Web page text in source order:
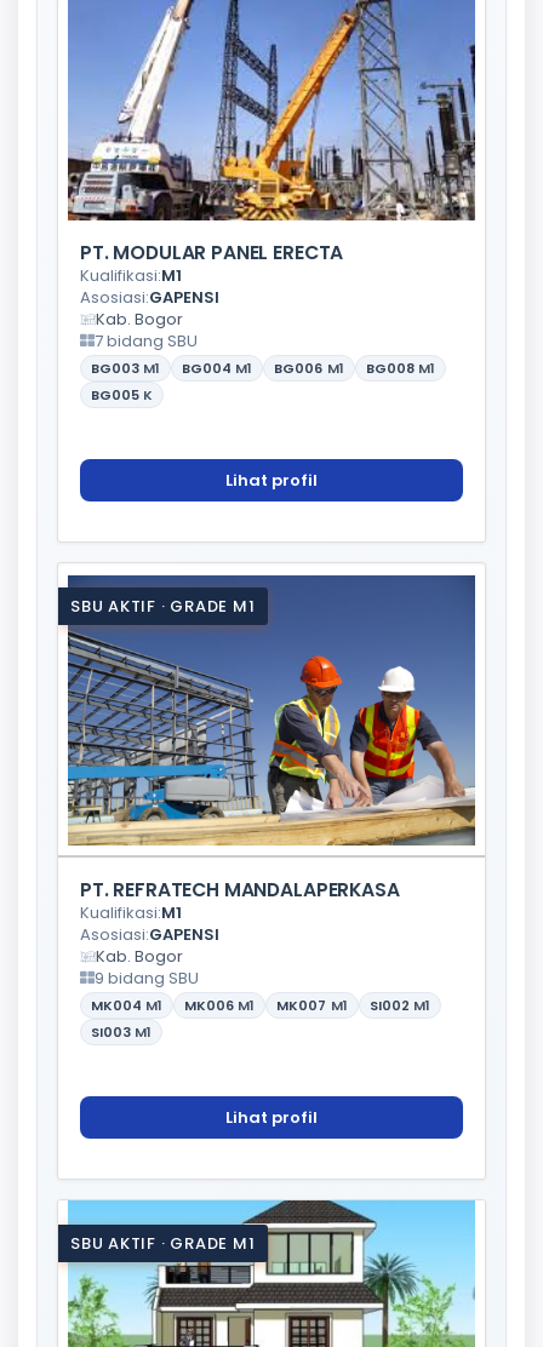
PT. MODULAR PANEL ERECTA
Kualifikasi:M1
Asosiasi:GAPENSI
Kab. Bogor
7 bidang SBU
BG003 M1 BG004 M1 BG006 M1 BG008 M1
BG005 K
Lihat profil
SBU AKTIF · GRADE M1
PT. REFRATECH MANDALAPERKASA
Kualifikasi:M1
Asosiasi:GAPENSI
Kab. Bogor
9 bidang SBU
MK004 M1 MK006 M1 MK007 M1 SI002 M1
SI003 M1
Lihat profil
SBU AKTIF · GRADE M1